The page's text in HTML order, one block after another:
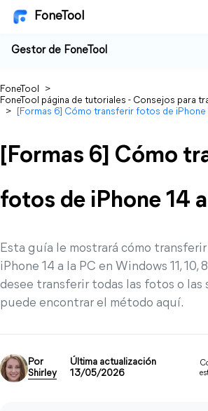
FoneTool
Gestor de FoneTool
FoneTool
>
FoneTool página de tutoriales - Consejos para
>
[Formas 6] Cómo transferir fotos de iPhone
[Formas 6] Cómo
fotos de iPhone 14
Esta guía le mostrará cómo
iPhone 14 a la PC en Windows 11, 10,
desee transferir todas las fotos o las
puede encontrar el método aquí.
Por
Shirley
Última actualización
13/05/2026